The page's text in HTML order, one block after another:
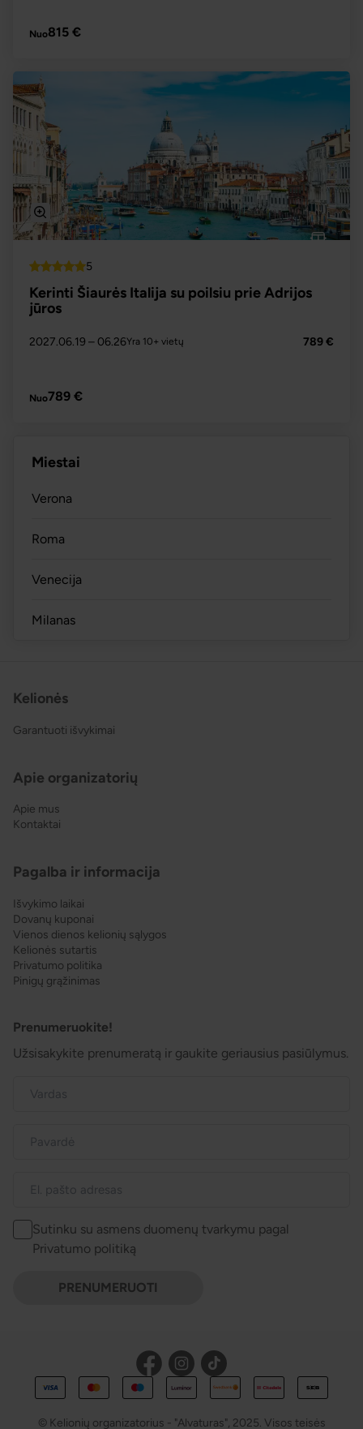
Nuo815 €
5
Kerinti Šiaurės Italija su poilsiu prie Adrijos
jūros
2027.06.19 – 06.26Yra 10+ vietų 789 €
Nuo789 €
Miestai
Verona
Roma
Venecija
Milanas
Kelionės
Garantuoti išvykimai
Apie organizatorių
Apie mus
Kontaktai
Pagalba ir informacija
Išvykimo laikai
Dovanų kuponai
Vienos dienos kelionių sąlygos
Kelionės sutartis
Privatumo politika
Pinigų grąžinimas
Prenumeruokite!
Užsisakykite prenumeratą ir gaukite geriausius pasiūlymus.
Sutinku su asmens duomenų tvarkymu pagal
Privatumo politiką
PRENUMERUOTI
© Kelionių organizatorius - "Alvaturas", 2025. Visos teisės